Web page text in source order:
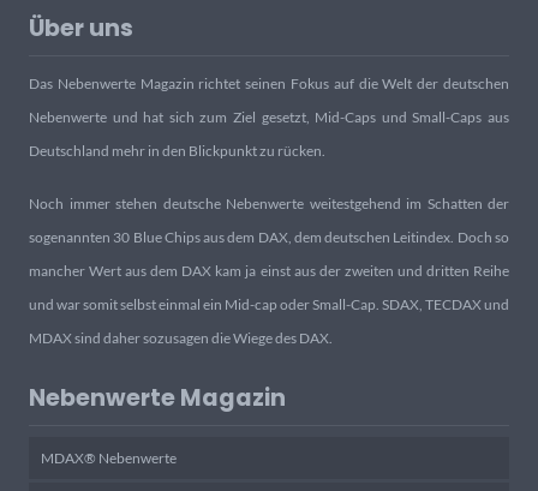
Über uns
Das Nebenwerte Magazin richtet seinen Fokus auf die Welt der deutschen
Nebenwerte und hat sich zum Ziel gesetzt, Mid-Caps und Small-Caps aus
Deutschland mehr in den Blickpunkt zu rücken.
Noch immer stehen deutsche Nebenwerte weitestgehend im Schatten der
sogenannten 30 Blue Chips aus dem DAX, dem deutschen Leitindex. Doch so
mancher Wert aus dem DAX kam ja einst aus der zweiten und dritten Reihe
und war somit selbst einmal ein Mid-cap oder Small-Cap. SDAX, TECDAX und
MDAX sind daher sozusagen die Wiege des DAX.
Nebenwerte Magazin
MDAX® Nebenwerte